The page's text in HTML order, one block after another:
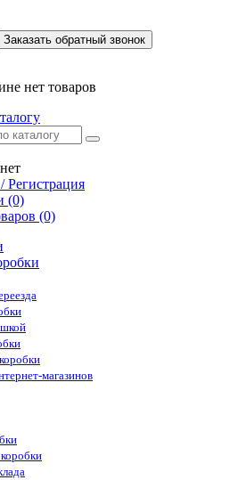
Заказать обратный звонок
нет товаров
Регистрация
(0)
(0)
магазинов